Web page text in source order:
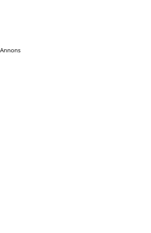
Annons